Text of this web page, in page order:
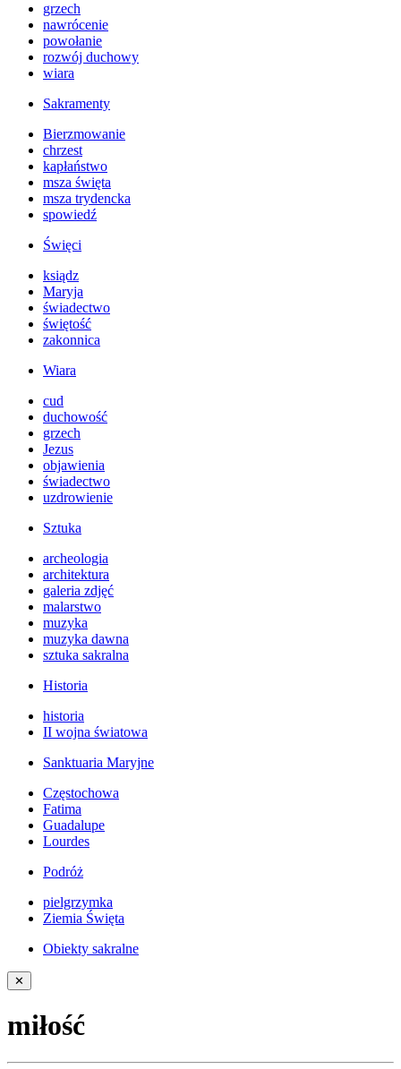
grzech
nawrócenie
powołanie
rozwój duchowy
wiara
Sakramenty
Bierzmowanie
chrzest
kapłaństwo
msza święta
msza trydencka
spowiedź
Święci
ksiądz
Maryja
świadectwo
świętość
zakonnica
Wiara
cud
duchowość
grzech
Jezus
objawienia
świadectwo
uzdrowienie
Sztuka
archeologia
architektura
galeria zdjęć
malarstwo
muzyka
muzyka dawna
sztuka sakralna
Historia
historia
II wojna światowa
Sanktuaria Maryjne
Częstochowa
Fatima
Guadalupe
Lourdes
Podróż
pielgrzymka
Ziemia Święta
Obiekty sakralne
✕
miłość